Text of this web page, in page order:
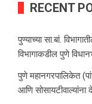
RECENT
पुण्याच्या सा.बां.
विभागाकडील पुणे
पुणे महानगरपालिकेत
आणि